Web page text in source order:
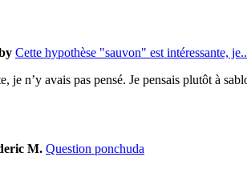
Cette hypothèse "sauvon" est intéressante,
je n’y avais pas pensé. Je pensais plutôt à
M. Question ponchuda